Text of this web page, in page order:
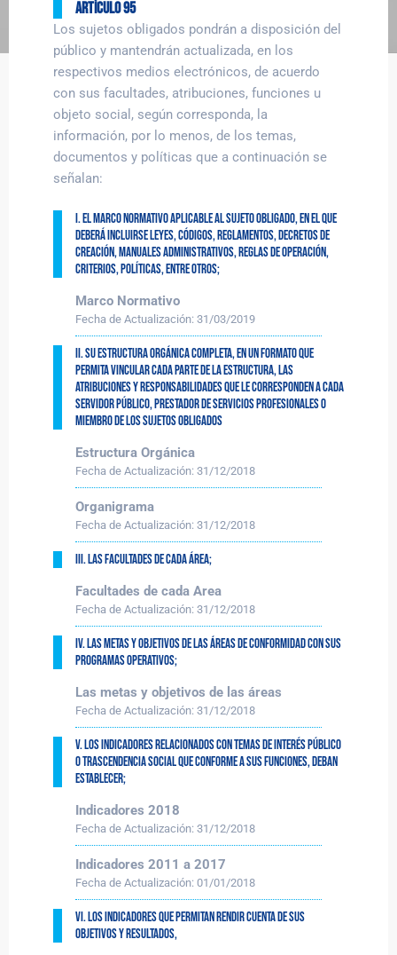
Artículo 95
Los sujetos obligados pondrán a disposición del
público y mantendrán actualizada, en los
respectivos medios electrónicos, de acuerdo
con sus facultades, atribuciones, funciones u
objeto social, según corresponda, la
información, por lo menos, de los temas,
documentos y políticas que a continuación se
señalan:
I. El marco normativo aplicable al sujeto obligado, en el que
deberá incluirse leyes, códigos, reglamentos, decretos de
creación, manuales administrativos, reglas de operación,
criterios, políticas, entre otros;
Marco Normativo
Fecha de Actualización: 31/03/2019
II. Su estructura orgánica completa, en un formato que
permita vincular cada parte de la estructura, las
atribuciones y responsabilidades que le corresponden a cada
servidor público, prestador de servicios profesionales o
miembro de los sujetos obligados
Estructura Orgánica
Fecha de Actualización: 31/12/2018
Organigrama
Fecha de Actualización: 31/12/2018
III. Las facultades de cada Área;
Facultades de cada Area
Fecha de Actualización: 31/12/2018
IV. Las metas y objetivos de las Áreas de conformidad con sus
programas operativos;
Las metas y objetivos de las áreas
Fecha de Actualización: 31/12/2018
V. Los indicadores relacionados con temas de interés público
o trascendencia social que conforme a sus funciones, deban
establecer;
Indicadores 2018
Fecha de Actualización: 31/12/2018
Indicadores 2011 a 2017
Fecha de Actualización: 01/01/2018
VI. Los indicadores que permitan rendir cuenta de sus
objetivos y resultados,